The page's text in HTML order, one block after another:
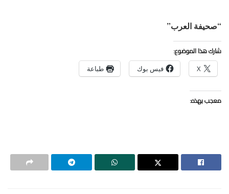
“صحيفة العرب”
شارك هذا الموضوع:
X فيس بوك طباعة
معجب بهذه: